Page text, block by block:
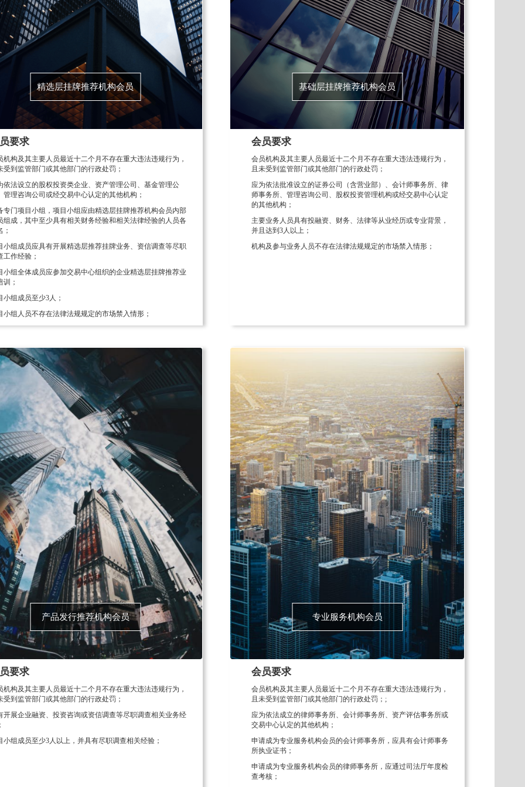
精选层挂牌推荐机构会员
要求
机构及其主要人员最近十二个月不存在重大违法违规行为，
受到监管部门或其他部门的行政处罚；
依法设立的股权投资类企业、资产管理公司、基金管理公
管理咨询公司或经交易中心认定的其他机构；
专门项目小组，项目小组应由精选层挂牌推荐机构会员内部
组成，其中至少具有相关财务经验和相关法律经验的人员各
；
小组成员应具有开展精选层推荐挂牌业务、资信调查等尽职
工作经验；
小组全体成员应参加交易中心组织的企业精选层挂牌推荐业
训；
小组成员至少3人；
小组人员不存在法律法规规定的市场禁入情形；
基础层挂牌推荐机构会员
会员要求
会员机构及其主要人员最近十二个月不存在重大违法违规行为，
且未受到监管部门或其他部门的行政处罚；
应为依法批准设立的证券公司（含营业部）、会计师事务所、律
师事务所、管理咨询公司、股权投资管理机构或经交易中心认定
的其他机构；
主要业务人员具有投融资、财务、法律等从业经历或专业背景，
并且达到3人以上；
机构及参与业务人员不存在法律法规规定的市场禁入情形；
产品发行推荐机构会员
要求
机构及其主要人员最近十二个月不存在重大违法违规行为，
受到监管部门或其他部门的行政处罚；
开展企业融资、投资咨询或资信调查等尽职调查相关业务经
小组成员至少3人以上，并具有尽职调查相关经验；
专业服务机构会员
会员要求
会员机构及其主要人员最近十二个月不存在重大违法违规行为，
且未受到监管部门或其他部门的行政处罚；;
应为依法成立的律师事务所、会计师事务所、资产评估事务所或
交易中心认定的其他机构；
申请成为专业服务机构会员的会计师事务所，应具有会计师事务
所执业证书；
申请成为专业服务机构会员的律师事务所，应通过司法厅年度检
查考核；